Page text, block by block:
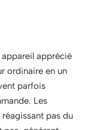
apprécié
ordinaire en un
parfois
Les
pas du